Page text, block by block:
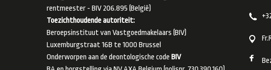
rentmeester - BIV 206.895 (België)
Toezichthoudende autoriteit:
Beroepsinstituut van Vastgoedmakelaars (BIV)
Luxemburgstraat 16B te 1000 Brussel
Onderworpen aan de deontologische code BIV